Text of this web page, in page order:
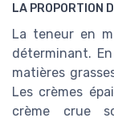
LA PROPORTION
La teneur en
déterminant.
matières
Les crèmes
crème crue